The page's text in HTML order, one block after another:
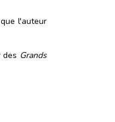
l'auteur
des Grands